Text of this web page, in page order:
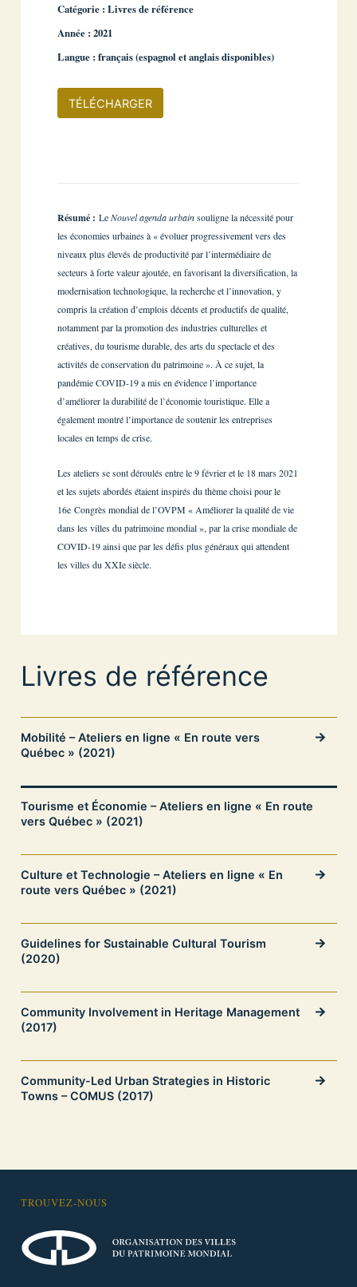
Catégorie : Livres de référence
Année : 2021
Langue : français (espagnol et anglais disponibles)
TÉLÉCHARGER
Résumé :LeNouvel agenda urbainsouligne la nécessité pour
les économies urbaines à « évoluer progressivement vers des
niveaux plus élevés de productivité par l’intermédiaire de
secteurs à forte valeur ajoutée, en favorisant la diversification, la
modernisation technologique, la recherche et l’innovation, y
compris la création d’emplois décents et productifs de qualité,
notamment par la promotion des industries culturelles et
créatives, du tourisme durable, des arts du spectacle et des
activités de conservation du patrimoine ». À ce sujet, la
pandémie COVID-19 a mis en évidence l’importance
d’améliorer la durabilité de l’économie touristique. Elle a
également montré l’importance de soutenir les entreprises
locales en temps de crise.
Les ateliers se sont déroulés entre le 9 février et le 18 mars 2021
et les sujets abordés étaient inspirés du thème choisi pour le
16e Congrès mondial de l’OVPM « Améliorer la qualité de vie
dans les villes du patrimoine mondial », par la crise mondiale de
COVID-19 ainsi que par les défis plus généraux qui attendent
les villes du XXIe siècle.
Livres de référence
Mobilité – Ateliers en ligne « En route vers
Québec » (2021)
Tourisme et Économie – Ateliers en ligne « En route
vers Québec » (2021)
Culture et Technologie – Ateliers en ligne « En
route vers Québec » (2021)
Guidelines for Sustainable Cultural Tourism
(2020)
Community Involvement in Heritage Management
(2017)
Community-Led Urban Strategies in Historic
Towns – COMUS (2017)
TROUVEZ-NOUS